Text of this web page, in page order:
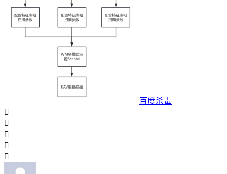
百度杀毒




